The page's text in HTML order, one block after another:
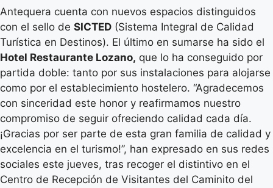
Antequera cuenta con nuevos espacios distinguidos
con el sello de SICTED (Sistema Integral de Calidad
Turística en Destinos). El último en sumarse ha sido el
Hotel Restaurante Lozano, que lo ha conseguido por
partida doble: tanto por sus instalaciones para alojarse
como por el establecimiento hostelero. “Agradecemos
con sinceridad este honor y reafirmamos nuestro
compromiso de seguir ofreciendo calidad cada día.
¡Gracias por ser parte de esta gran familia de calidad y
excelencia en el turismo!”, han expresado en sus redes
sociales este jueves, tras recoger el distintivo en el
Centro de Recepción de Visitantes del Caminito del